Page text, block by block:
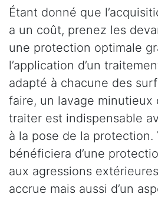
Étant donné que
a un coût, prenez les
une protection optimale
l’application d’un
adapté à chacune des
faire, un lavage minutieux
traiter est indispensable
à la pose de la protection.
bénéficiera d’une
aux agressions
accrue mais aussi d’un